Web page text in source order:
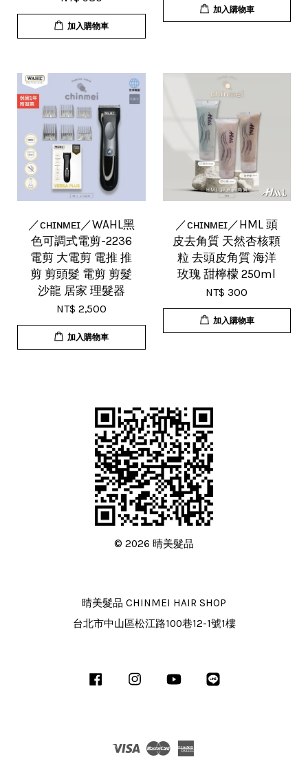
加入購物車
加入購物車
／ᴄʜɪɴᴍᴇɪ／WAHL黑
色可調式電剪-2236
電剪 大電剪 電推 推
剪 剪頭髮 電剪 剪髮
沙龍 居家 理髮器
NT$ 2,500
加入購物車
／ᴄʜɪɴᴍᴇɪ／HML 頭
皮去角質 天然杏核顆
粒 去頭皮角質 海洋
玫瑰 甜檸檬 250ml
NT$ 300
加入購物車
© 2026 晴美髮品
晴美髮品 CHINMEI HAIR SHOP
台北市中山區松江路100巷12-1號1樓
Facebook InstagramYouTube
Visa Master